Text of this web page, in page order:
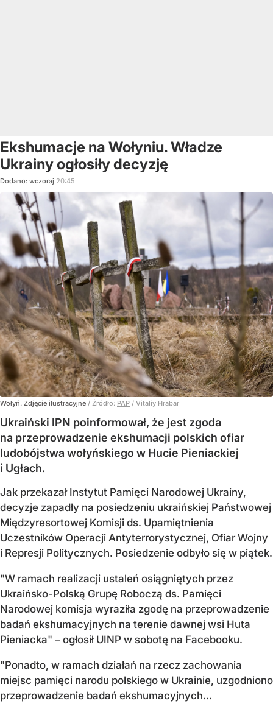
Ekshumacje na Wołyniu. Władze
Ukrainy ogłosiły decyzję
Dodano: wczoraj 20:45
Wołyń. Zdjęcie ilustracyjne / Źródło: PAP / Vitaliy Hrabar
Ukraiński IPN poinformował, że jest zgoda
na przeprowadzenie ekshumacji polskich ofiar
ludobójstwa wołyńskiego w Hucie Pieniackiej
i Ugłach.
Jak przekazał Instytut Pamięci Narodowej Ukrainy,
decyzje zapadły na posiedzeniu ukraińskiej Państwowej
Międzyresortowej Komisji ds. Upamiętnienia
Uczestników Operacji Antyterrorystycznej, Ofiar Wojny
i Represji Politycznych. Posiedzenie odbyło się w piątek.
"W ramach realizacji ustaleń osiągniętych przez
Ukraińsko-Polską Grupę Roboczą ds. Pamięci
Narodowej komisja wyraziła zgodę na przeprowadzenie
badań ekshumacyjnych na terenie dawnej wsi Huta
Pieniacka" – ogłosił UINP w sobotę na Facebooku.
"Ponadto, w ramach działań na rzecz zachowania
miejsc pamięci narodu polskiego w Ukrainie, uzgodniono
przeprowadzenie badań ekshumacyjnych...